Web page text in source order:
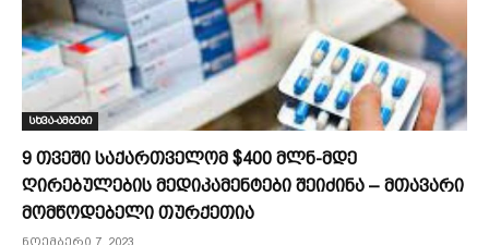
სხვა-ამბები
9 თვეში საქართველომ $400 მლნ-მდე
ღირებულების მედიკამენტები შეიძინა – მთავარი
მომწოდებელი თურქეთია